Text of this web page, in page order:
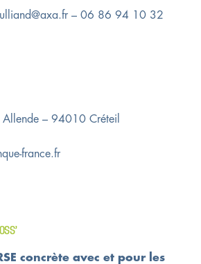
– 06 86 94 10 32
– 94010 Créteil
france.fr
concrète avec et pour les